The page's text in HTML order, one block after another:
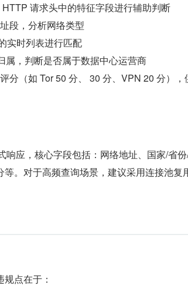
请求头中的特征字段进行辅助判断
段，分析网络类型
实时列表进行匹配
属，判断是否属于数据中心运营商
分（如 Tor 50 分、 30 分、VPN 20 分），
响应，核心字段包括：网络地址、国家/省
。对于高频查询场景，建议采用连接池复
点在于：